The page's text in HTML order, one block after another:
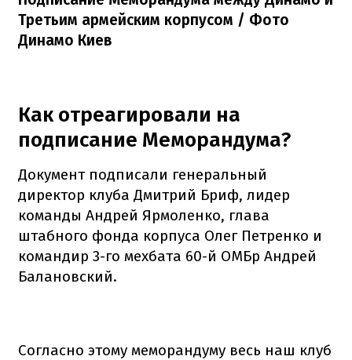
Третьим армейским корпусом / Фото
Динамо Киев
Как отреагировали на
подписание Меморандума?
Документ подписали генеральный
директор клуба Дмитрий Бриф, лидер
команды Андрей Ярмоленко, глава
штабного фонда корпуса Олег Петренко и
командир 3-го мехбата 60-й ОМБр Андрей
Балановский.
Согласно этому меморандуму весь наш клуб